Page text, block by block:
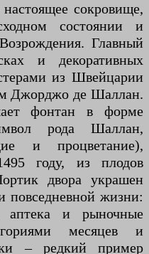
сокровище,
состоянии и
Главный
и декоративных
из Швейцарии
Джорджо де Шаллан.
фонтан в форме
рода Шаллан,
и процветание),
году, из плодов
двора украшен
повседневной жизни:
аптека и рыночные
месяцев и
– редкий пример